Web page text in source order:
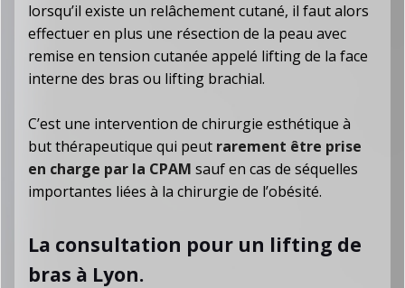
lorsqu’il existe un relâchement cutané, il faut alors
effectuer en plus une résection de la peau avec
remise en tension cutanée appelé lifting de la face
interne des bras ou lifting brachial.
C’est une intervention de chirurgie esthétique à
but thérapeutique qui peut rarement être prise
en charge par la CPAM sauf en cas de séquelles
importantes liées à la chirurgie de l’obésité.
La consultation pour un lifting de
bras à Lyon.